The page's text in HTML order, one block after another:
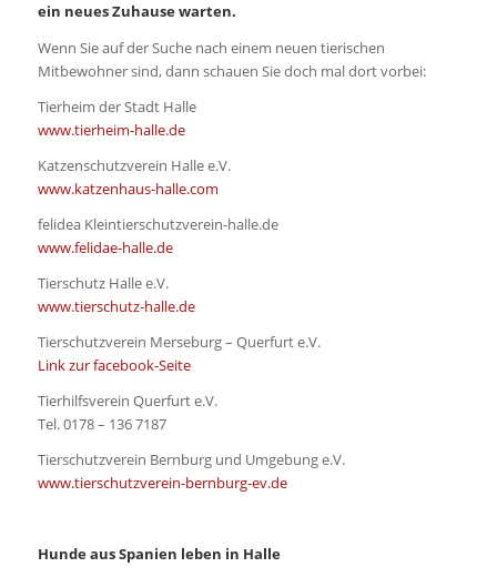
ein neues Zuhause warten.
Wenn Sie auf der Suche nach einem neuen tierischen
Mitbewohner sind, dann schauen Sie doch mal dort vorbei:
Tierheim der Stadt Halle
www.tierheim-halle.de
Katzenschutzverein Halle e.V.
www.katzenhaus-halle.com
felidea Kleintierschutzverein-halle.de
www.felidae-halle.de
Tierschutz Halle e.V.
www.tierschutz-halle.de
Tierschutzverein Merseburg – Querfurt e.V.
Link zur facebook-Seite
Tierhilfsverein Querfurt e.V.
Tel. 0178 – 136 7187
Tierschutzverein Bernburg und Umgebung e.V.
www.tierschutzverein-bernburg-ev.de
Hunde aus Spanien leben in Halle